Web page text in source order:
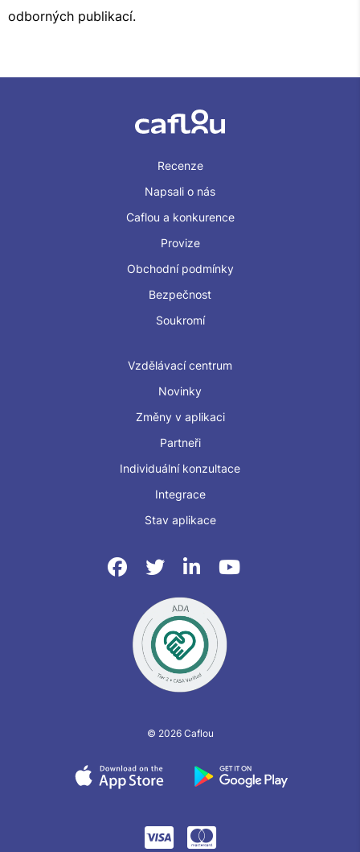
odborných publikací.
Recenze
Napsali o nás
Caflou a konkurence
Provize
Obchodní podmínky
Bezpečnost
Soukromí
Vzdělávací centrum
Novinky
Změny v aplikaci
Partneři
Individuální konzultace
Integrace
Stav aplikace
© 2026 Caflou